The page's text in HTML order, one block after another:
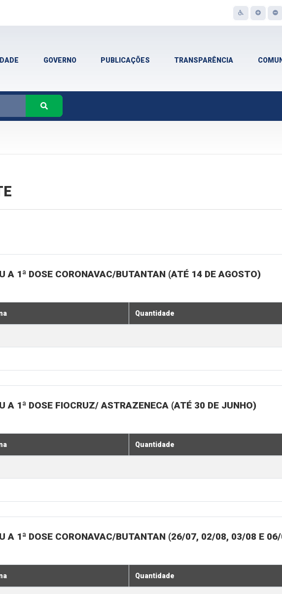
GOVERNO PUBLICAÇÕES TRANSPARÊNCIA
A 1ª DOSE CORONAVAC/BUTANTAN (ATÉ 14 DE AGOSTO)
Quantidade
A 1ª DOSE FIOCRUZ/ ASTRAZENECA (ATÉ 30 DE JUNHO)
Quantidade
A 1ª DOSE CORONAVAC/BUTANTAN (26/07, 02/08, 03/08 E
Quantidade